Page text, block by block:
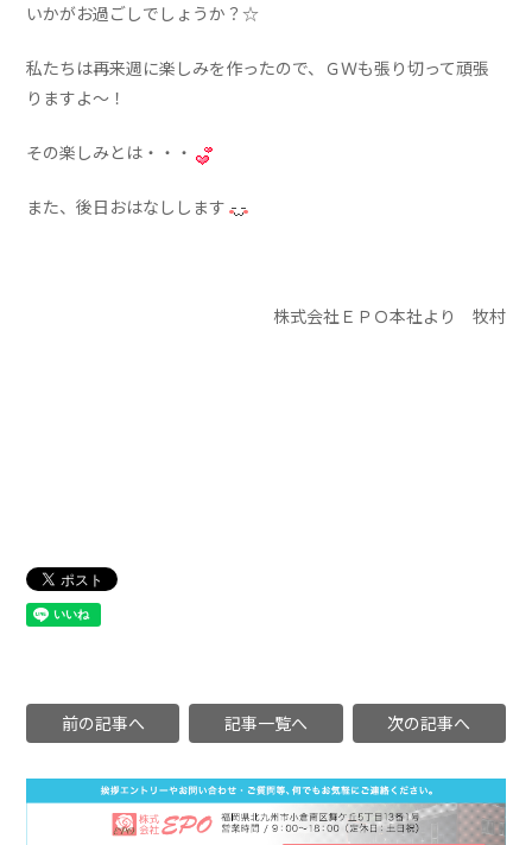
いかがお過ごしでしょうか？☆
私たちは再来週に楽しみを作ったので、ＧＷも張り切って頑張
りますよ～！
その楽しみとは・・・
また、後日おはなしします
株式会社ＥＰＯ本社より 牧村
前の記事へ 記事一覧へ 次の記事へ